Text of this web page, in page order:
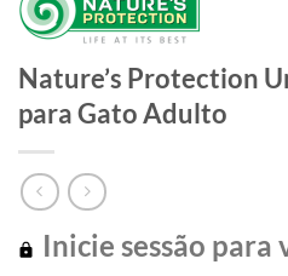
Nature’s Protection
para Gato Adulto
Inicie sessão para